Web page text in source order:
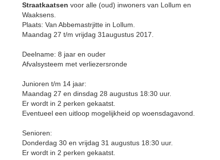
Straatkaatsen voor alle (oud) inwoners van Lollum en
Waaksens.
Plaats: Van Abbemastrjitte in Lollum.
Maandag 27 t/m vrijdag 31augustus 2017.
Deelname: 8 jaar en ouder
Afvalsysteem met verliezersronde
Junioren t/m 14 jaar:
Maandag 27 en dinsdag 28 augustus 18:30 uur.
Er wordt in 2 perken gekaatst.
Eventueel een uitloop mogelijkheid op woensdagavond.
Senioren:
Donderdag 30 en vrijdag 31 augustus 18:30 uur.
Er wordt in 2 perken gekaatst.